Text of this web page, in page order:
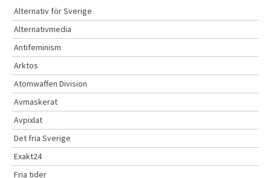
Alternativ för Sverige
Alternativmedia
Antifeminism
Arktos
Atomwaffen Division
Avmaskerat
Avpixlat
Det fria Sverige
Exakt24
Fria tider